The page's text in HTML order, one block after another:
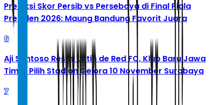
Prediksi Skor Persib vs Persebaya di Final Piala
Presiden 2026: Maung Bandung Favorit Juara
6
Aji Santoso Resmi Latih de Red FC, Klub Baru Jawa
Timur Pilih Stadion Gelora 10 November Surabaya
7